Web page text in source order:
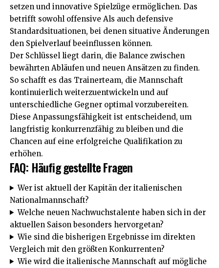
setzen und innovative Spielzüge ermöglichen. Das
betrifft sowohl offensive Als auch defensive
Standardsituationen, bei denen situative Änderungen
den Spielverlauf beeinflussen können.
Der Schlüssel liegt darin, die Balance zwischen
bewährten Abläufen und neuen Ansätzen zu finden.
So schafft es das Trainerteam, die Mannschaft
kontinuierlich weiterzuentwickeln und auf
unterschiedliche Gegner optimal vorzubereiten.
Diese Anpassungsfähigkeit ist entscheidend, um
langfristig konkurrenzfähig zu bleiben und die
Chancen auf eine erfolgreiche Qualifikation zu
erhöhen.
FAQ: Häufig gestellte Fragen
Wer ist aktuell der Kapitän der italienischen
Nationalmannschaft?
Welche neuen Nachwuchstalente haben sich in der
aktuellen Saison besonders hervorgetan?
Wie sind die bisherigen Ergebnisse im direkten
Vergleich mit den größten Konkurrenten?
Wie wird die italienische Mannschaft auf mögliche